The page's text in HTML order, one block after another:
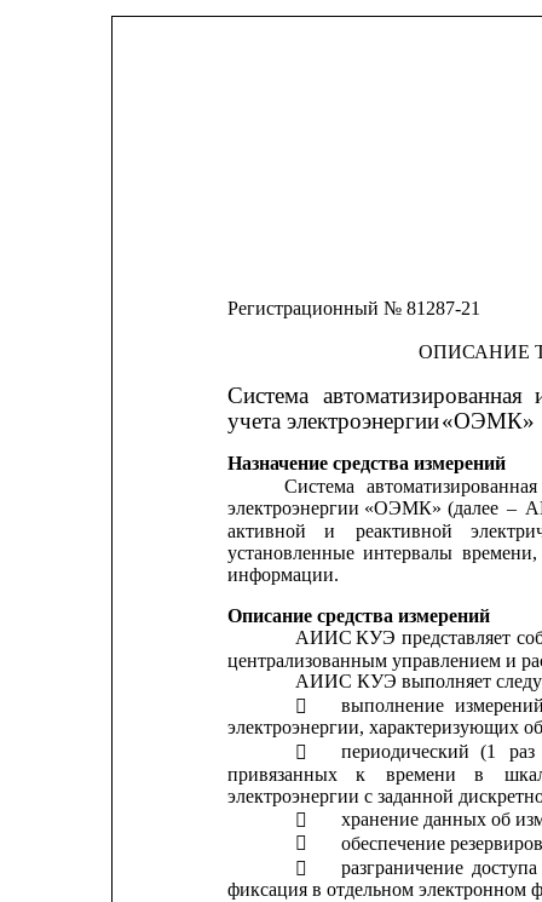
Регистрационный № 81287-21
ОПИСАНИЕ
Система автоматизированная
учета электроэнергии «ОЭМК»
Назначение средства измерений
Система
автоматизированная
электроэнергии «ОЭМК» (далее –
активной
и реактивной
установленные интервалы времени,
информации.
Описание средства измерений
АИИС КУЭ представляет
централизованным управлением и
АИИС КУЭ выполняет

выполнение
электроэнергии, характеризующих

периодический (1
раз
привязанных к времени в
электроэнергии с заданной

хранение данных об

обеспечение

разграничение доступа
фиксация в отдельном электронном